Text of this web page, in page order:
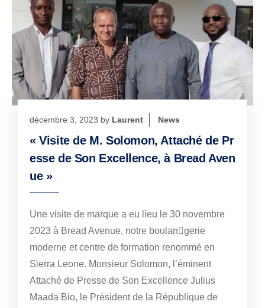
décembre 3, 2023 by Laurent News
« Visite de M. Solomon, Attaché de Pr
esse de Son Excellence, à Bread Aven
ue »
Une visite de marque a eu lieu le 30 novembre
2023 à Bread Avenue, notre boulan￾gerie
moderne et centre de formation renommé en
Sierra Leone. Monsieur Solomon, l’éminent
Attaché de Presse de Son Excellence Julius
Maada Bio, le Président de la République de